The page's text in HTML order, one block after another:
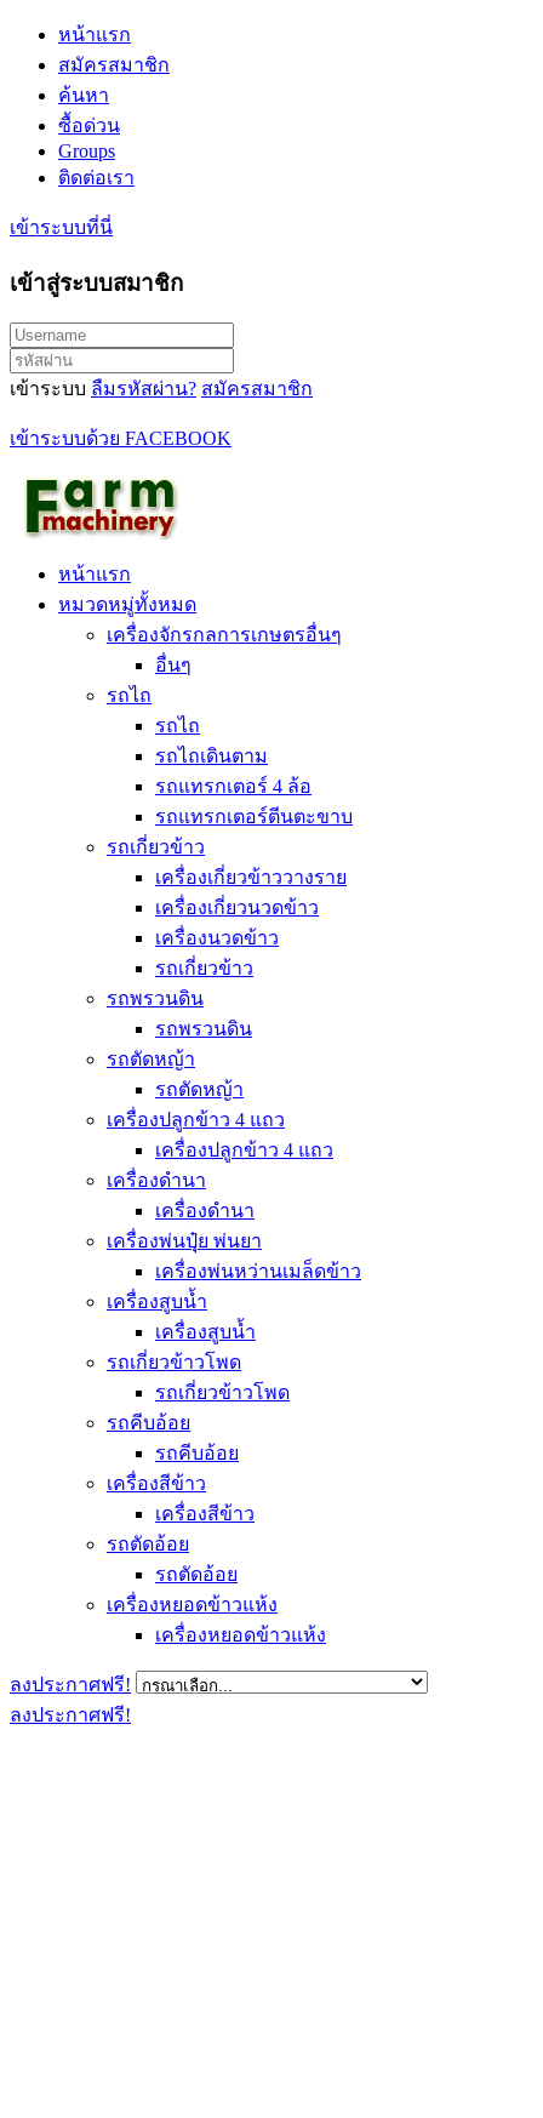
หน้าแรก
สมัครสมาชิก
ค้นหา
ซื้อด่วน
Groups
ติดต่อเรา
เข้าระบบที่นี่
เข้าสู่ระบบสมาชิก
เข้าระบบ ลืมรหัสผ่าน? สมัครสมาชิก
เข้าระบบด้วย FACEBOOK
หน้าแรก
หมวดหมู่ทั้งหมด
เครื่องจักรกลการเกษตรอื่นๆ
อื่นๆ
รถไถ
รถไถ
รถไถเดินตาม
รถแทรกเตอร์ 4 ล้อ
รถแทรกเตอร์ตีนตะขาบ
รถเกี่ยวข้าว
เครื่องเกี่ยวข้าววางราย
เครื่องเกี่ยวนวดข้าว
เครื่องนวดข้าว
รถเกี่ยวข้าว
รถพรวนดิน
รถพรวนดิน
รถตัดหญ้า
รถตัดหญ้า
เครื่องปลูกข้าว 4 แถว
เครื่องปลูกข้าว 4 แถว
เครื่องดำนา
เครื่องดำนา
เครื่องพ่นปุุ๋ย พ่นยา
เครื่องพ่นหว่านเมล็ดข้าว
เครื่องสูบน้ำ
เครื่องสูบน้ำ
รถเกี่ยวข้าวโพด
รถเกี่ยวข้าวโพด
รถคีบอ้อย
รถคีบอ้อย
เครื่องสีข้าว
เครื่องสีข้าว
รถตัดอ้อย
รถตัดอ้อย
เครื่องหยอดข้าวแห้ง
เครื่องหยอดข้าวแห้ง
ลงประกาศฟรี!
ลงประกาศฟรี!